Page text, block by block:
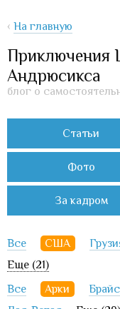
‹ На главную
Приключения
Андрюсикса
блог о
Статьи
Фото
За кадром
Все США
Еще (21)
Все
Арки